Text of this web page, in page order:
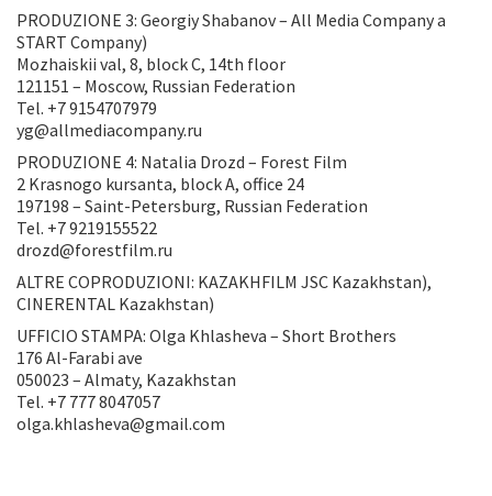
PRODUZIONE 3: Georgiy Shabanov – All Media Company a
START Company)
Mozhaiskii val, 8, block C, 14th floor
121151 – Moscow, Russian Federation
Tel. +7 9154707979
yg@allmediacompany.ru
PRODUZIONE 4: Natalia Drozd – Forest Film
2 Krasnogo kursanta, block A, office 24
197198 – Saint-Petersburg, Russian Federation
Tel. +7 9219155522
drozd@forestfilm.ru
ALTRE COPRODUZIONI: KAZAKHFILM JSC Kazakhstan),
CINERENTAL Kazakhstan)
UFFICIO STAMPA: Olga Khlasheva – Short Brothers
176 Al-Farabi ave
050023 – Almaty, Kazakhstan
Tel. +7 777 8047057
olga.khlasheva@gmail.com